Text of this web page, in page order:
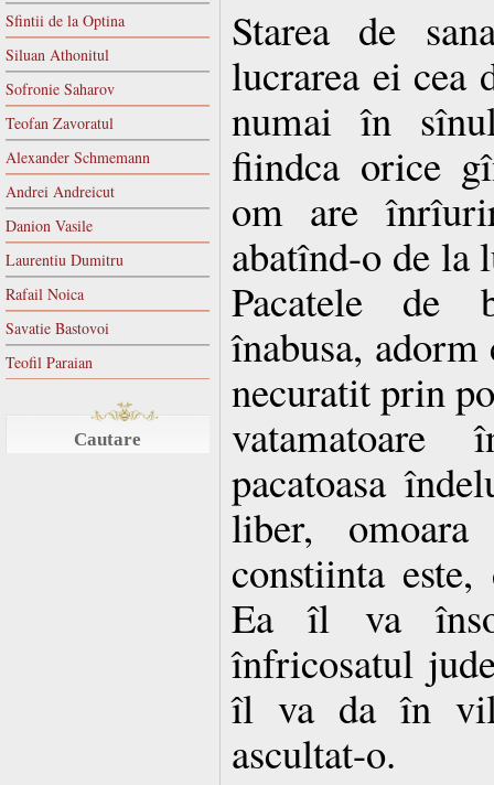
Sfintii de la Optina
Siluan Athonitul
Sofronie Saharov
Teofan Zavoratul
Alexander Schmemann
Andrei Andreicut
Danion Vasile
Laurentiu Dumitru
Rafail Noica
Savatie Bastovoi
Teofil Paraian
Cautare
Starea de
lucrarea ei cea
numai în
fiindca orice
om are
abatînd-o de la
Pacatele de
înabusa,
necuratit prin
vatamatoare
pacatoasa
liber,
constiinta
Ea îl va
înfricosatul
îl va da în
ascultat-o.